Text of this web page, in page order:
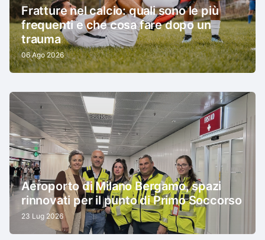
Fratture nel calcio: quali sono le più
frequenti e che cosa fare dopo un
trauma
06 Ago 2026
Aeroporto di Milano Bergamo, spazi
rinnovati per il punto di Primo Soccorso
23 Lug 2026